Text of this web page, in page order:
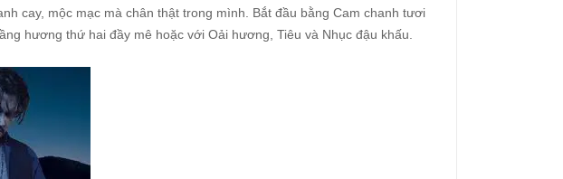
cay, mộc mạc mà chân thật trong mình. Bắt đầu bằng Cam chanh tươi
hương thứ hai đầy mê hoặc với Oải hương, Tiêu và Nhục đậu khấu.